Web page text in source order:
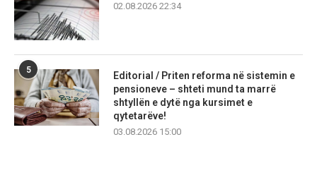
02.08.2026 22:34
5
Editorial / Priten reforma në sistemin e
pensioneve – shteti mund ta marrë
shtyllën e dytë nga kursimet e
qytetarëve!
03.08.2026 15:00